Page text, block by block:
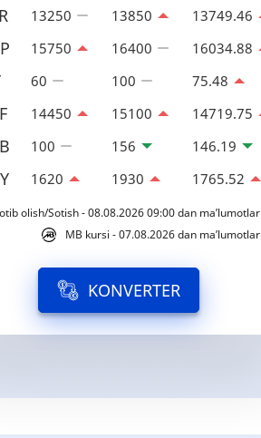
13250 13850 13749.46
15750 16400 16034.88
60 100 75.48
14450 15100 14719.75
100 156 146.19
1620 1930 1765.52
olish/Sotish - 08.08.2026 09:00 dan ma’lumotlar
MB kursi - 07.08.2026 dan ma’lumotlar
KONVERTER